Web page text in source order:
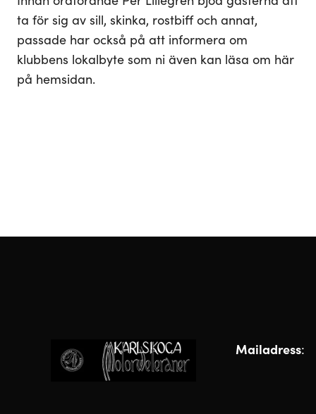
ta för sig av sill, skinka, rostbiff och annat,
passade har också på att informera om
klubbens lokalbyte som ni även kan läsa om här
på hemsidan.
Mailadress: